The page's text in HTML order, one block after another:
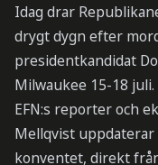
Idag drar
drygt dygn efter
presidentkandidat
Milwaukee 15-18 juli.
EFN:s reporter och
Mellqvist
konventet, direkt